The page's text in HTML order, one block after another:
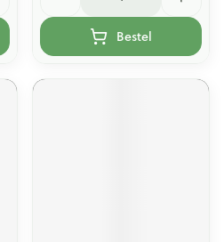
Bestel